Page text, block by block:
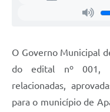
O Governo Municipal
do edital nº 001,
relacionadas,
para o município de